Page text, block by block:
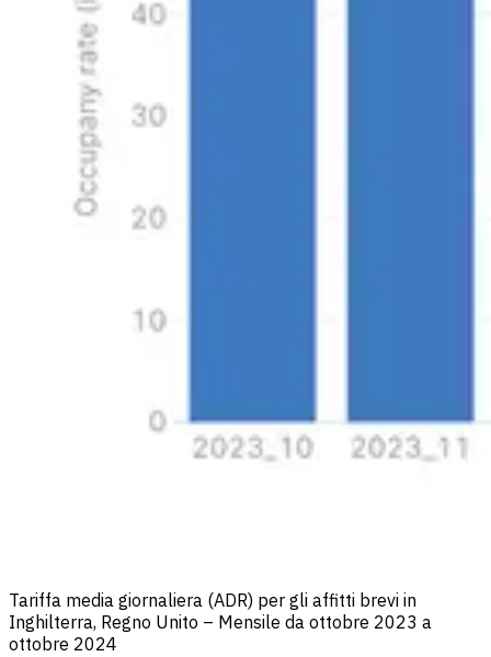
Tariffa media giornaliera (ADR) per gli affitti brevi in
Inghilterra, Regno Unito – Mensile da ottobre 2023 a
ottobre 2024